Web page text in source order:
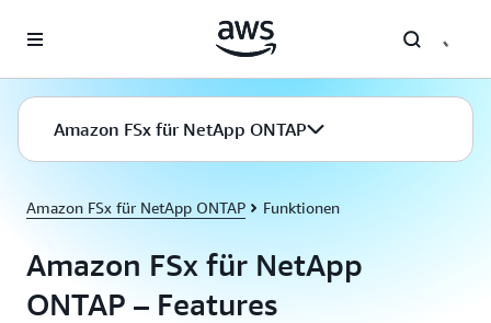
Überspringen zum Hauptinhalt
Amazon FSx für NetApp ONTAP
Amazon FSx für NetApp ONTAP Funktionen
Amazon FSx für NetApp
ONTAP – Features